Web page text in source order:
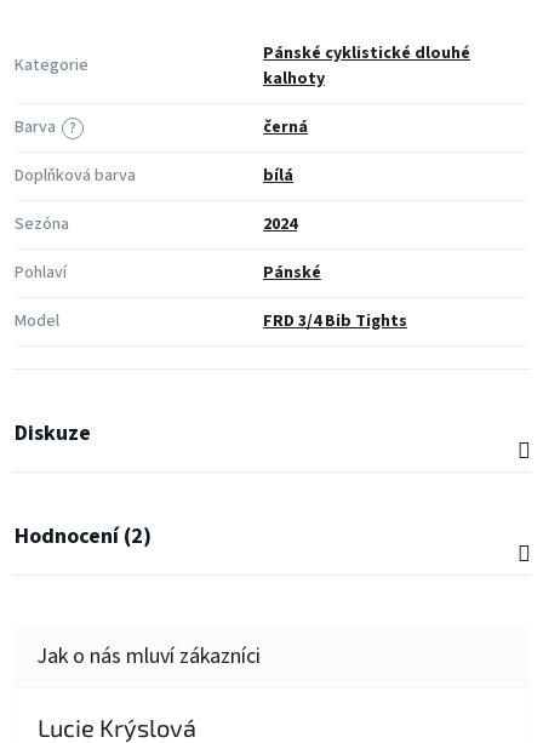
Kategorie
Pánské cyklistické dlouhé
kalhoty
?
Barva
černá
Doplňková barva
bílá
Sezóna
2024
Pohlaví
Pánské
Model
FRD 3/4 Bib Tights
Diskuze
Hodnocení (2)
Lucie Krýslová